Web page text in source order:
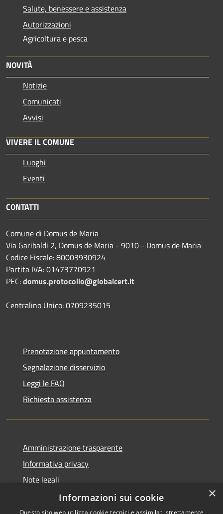
Salute, benessere e assistenza
Autorizzazioni
Agricoltura e pesca
NOVITÀ
Notizie
Comunicati
Avvisi
VIVERE IL COMUNE
Luoghi
Eventi
CONTATTI
Comune di Domus de Maria
Via Garibaldi 2, Domus de Maria - 9010 - Domus de Maria
Codice Fiscale: 80003930924
Partita IVA: 01473770921
PEC:domus.protocollo@globalcert.it
Centralino Unico: 0709235015
Prenotazione appuntamento
Segnalazione disservizio
Leggi le FAQ
Richiesta assistenza
Amministrazione trasparente
Informativa privacy
Note legali
Dichiarazione di accessibilità
×
Informazioni sui cookie
Questo sito web utilizza cookie tecnici e assimilati strettamente